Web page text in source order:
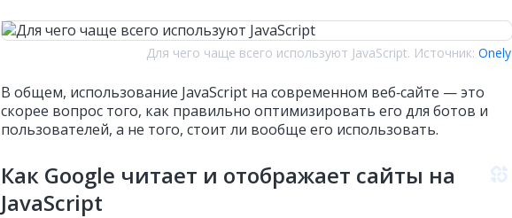
Для чего чаще всего используют JavaScript. Источник: Onely
В общем, использование JavaScript на современном веб‑сайте — это
скорее вопрос того, как правильно оптимизировать его для ботов и
пользователей, а не того, стоит ли вообще его использовать.
Как Google читает и отображает сайты на
JavaScript